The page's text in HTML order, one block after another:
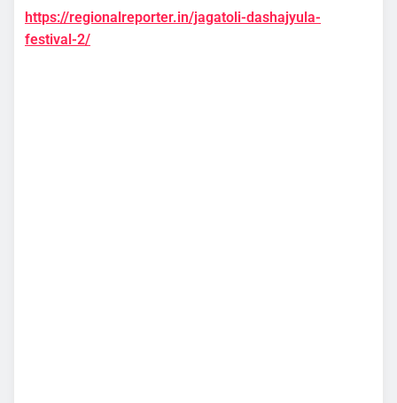
https://regionalreporter.in/jagatoli-dashajyula-
festival-2/